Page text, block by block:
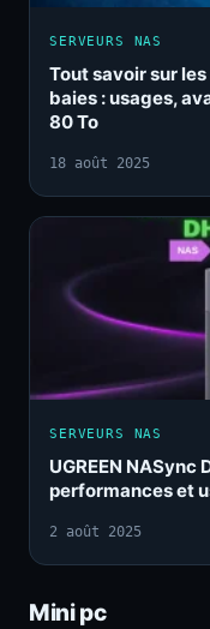
SERVEURS NAS
Tout savoir sur
baies : usages,
80 To
18 août 2025
SERVEURS NAS
UGREEN
performances et
2 août 2025
Mini pc